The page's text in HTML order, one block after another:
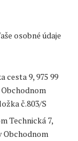
osobné údaje
cesta 9, 975 99
Obchodnom
č.803/S
Technická 7,
Obchodnom